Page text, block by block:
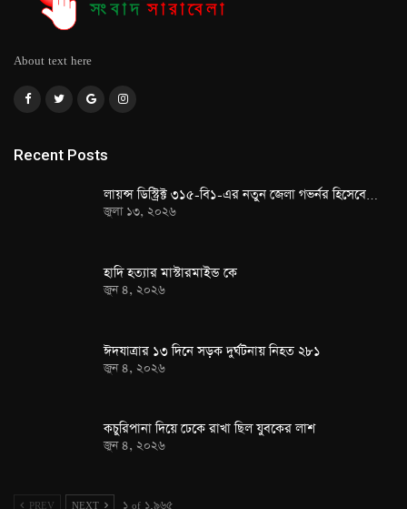
About text here
Recent Posts
লায়ন্স ডিস্ট্রিক্ট ৩১৫-বি১-এর নতুন জেলা গভর্নর হিসেবে…
জুলা ১৩, ২০২৬
হাদি হত্যার মাস্টারমাইন্ড কে
জুন ৪, ২০২৬
ঈদযাত্রার ১৩ দিনে সড়ক দুর্ঘটনায় নিহত ২৮১
জুন ৪, ২০২৬
কচুরিপানা দিয়ে ঢেকে রাখা ছিল যুবকের লাশ
জুন ৪, ২০২৬
PREV NEXT ১ of ১,৯৬৫